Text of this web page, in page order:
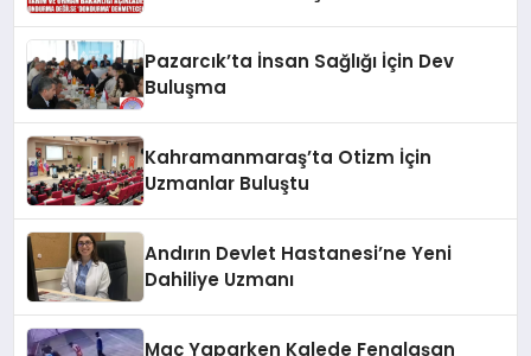
Pazarcık’ta İnsan Sağlığı İçin Dev
Buluşma
Kahramanmaraş’ta Otizm İçin
Uzmanlar Buluştu
Andırın Devlet Hastanesi’ne Yeni
Dahiliye Uzmanı
Maç Yaparken Kalede Fenalaşan